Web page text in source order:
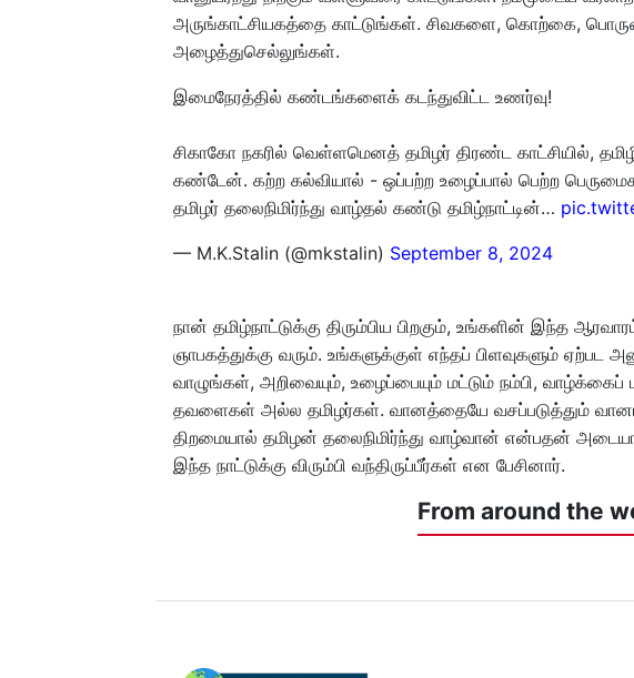
அருங்காட்சியகத்தை காட்டுங்கள். சிவகளை, கொற்கை,
அழைத்துசெல்லுங்கள்.
இமைநேரத்தில் கண்டங்களைக் கடந்துவிட்ட உணர்வு!
சிகாகோ நகரில் வெள்ளமெனத் தமிழர் திரண்ட காட்சியில்,
கண்டேன். கற்ற கல்வியால் - ஒப்பற்ற உழைப்பால் பெற்ற
தமிழர் தலைநிமிர்ந்து வாழ்தல் கண்டு தமிழ்நாட்டின்…
— M.K.Stalin (@mkstalin) September 8, 2024
நான் தமிழ்நாட்டுக்கு திரும்பிய பிறகும், உங்களின் இந்த
ஞாபகத்துக்கு வரும். உங்களுக்குள் எந்தப் பிளவுகளும் ஏற்பட
வாழுங்கள், அறிவையும், உழைப்பையும் மட்டும் நம்பி,
தவளைகள் அல்ல தமிழர்கள். வானத்தையே வசப்படுத்தும்
திறமையால் தமிழன் தலைநிமிர்ந்து வாழ்வான் என்பதன்
இந்த நாட்டுக்கு விரும்பி வந்திருப்பீர்கள் என பேசினார்.
From around the